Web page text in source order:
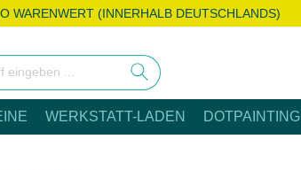
WARENWERT (INNERHALB DEUTSCHLANDS)
WERKSTATT-LADEN DOTPAINTING